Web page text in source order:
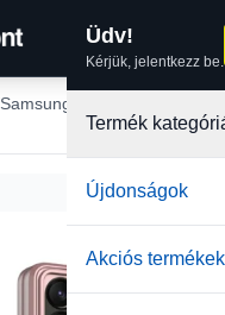
Üdv!
Kérjük, jelentkezz be.
Termék
Újdonságok
Akciós termékek
Samsung tokok